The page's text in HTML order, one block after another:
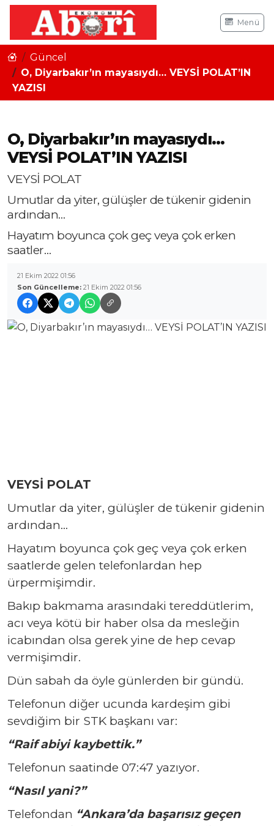
Menü
Güncel
O, Diyarbakır’ın mayasıydı… VEYSİ POLAT’IN
YAZISI
O, Diyarbakır’ın mayasıydı…
VEYSİ POLAT’IN YAZISI
VEYSİ POLAT
Umutlar da yiter, gülüşler de tükenir gidenin
ardından…
Hayatım boyunca çok geç veya çok erken
saatler…
21 Ekim 2022 01:56
Son Güncelleme: 21 Ekim 2022 01:56
VEYSİ POLAT
Umutlar da yiter, gülüşler de tükenir gidenin
ardından…
Hayatım boyunca çok geç veya çok erken
saatlerde gelen telefonlardan hep
ürpermişimdir.
Bakıp bakmama arasındaki tereddütlerim,
acı veya kötü bir haber olsa da mesleğin
icabından olsa gerek yine de hep cevap
vermişimdir.
Dün sabah da öyle günlerden bir gündü.
Telefonun diğer ucunda kardeşim gibi
sevdiğim bir STK başkanı var:
“Raif abiyi kaybettik.”
Telefonun saatinde 07:47 yazıyor.
“Nasıl yani?”
Telefondan “Ankara’da başarısız geçen